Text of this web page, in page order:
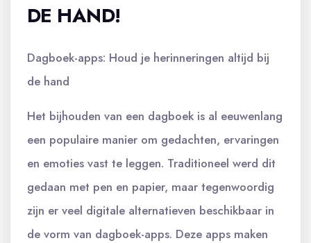
DE HAND!
Dagboek-apps: Houd je herinneringen altijd bij
de hand
Het bijhouden van een dagboek is al eeuwenlang
een populaire manier om gedachten, ervaringen
en emoties vast te leggen. Traditioneel werd dit
gedaan met pen en papier, maar tegenwoordig
zijn er veel digitale alternatieven beschikbaar in
de vorm van dagboek-apps. Deze apps maken